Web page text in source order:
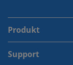
Produkt
Support